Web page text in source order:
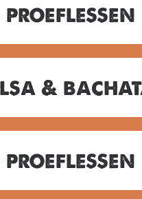
proeflessen
&
proeflessen